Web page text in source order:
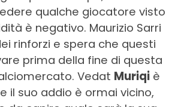
qualche giocatore visto
è negativo. Maurizio Sarri
rinforzi e spera che questi
prima della fine di questa
Vedat Muriqiè
il suo addio è ormai vicino,